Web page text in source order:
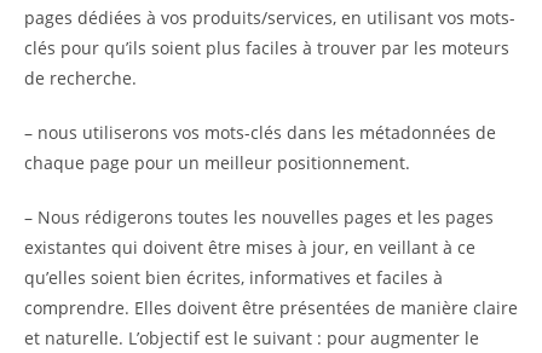
pages dédiées à vos produits/services, en utilisant vos mots-
clés pour qu’ils soient plus faciles à trouver par les moteurs
de recherche.
– nous utiliserons vos mots-clés dans les métadonnées de
chaque page pour un meilleur positionnement.
– Nous rédigerons toutes les nouvelles pages et les pages
existantes qui doivent être mises à jour, en veillant à ce
qu’elles soient bien écrites, informatives et faciles à
comprendre. Elles doivent être présentées de manière claire
et naturelle. L’objectif est le suivant : pour augmenter le